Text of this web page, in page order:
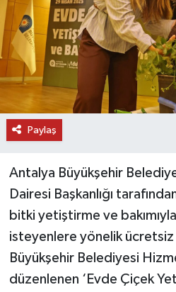
Paylaş
Antalya Büyükşehir
Dairesi Başkanlığı
bitki yetiştirme ve
isteyenlere yönelik
Büyükşehir Belediyesi
düzenlenen ‘Evde Çiçek
DÜNYA
EĞİTİM
TURİZM
RÖPORTAJ
YAZARLAR
RESMİ İLAN
MAGAZİN